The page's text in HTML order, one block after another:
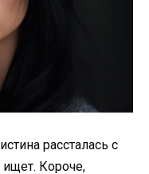
рассталась с
ищет. Короче,